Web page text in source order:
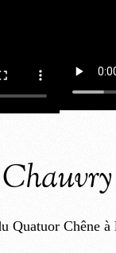
Quatuor Chêne